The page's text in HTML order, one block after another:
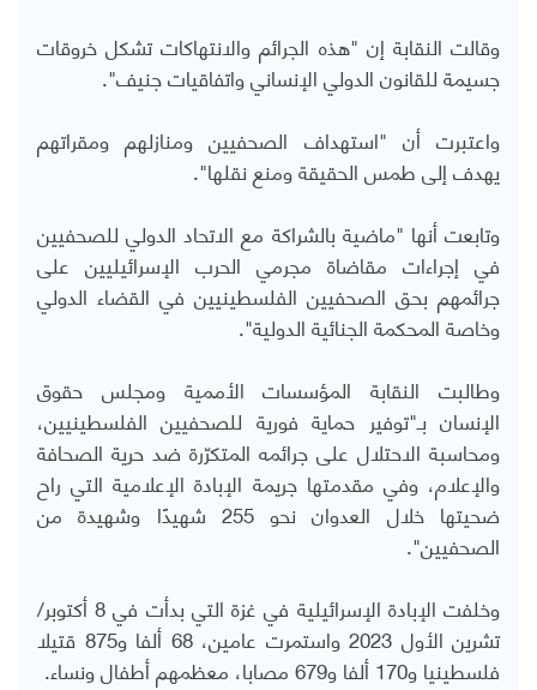
وقالت النقابة إن "هذه الجرائم والانتهاكات تشكل خروقات
جسيمة للقانون الدولي الإنساني واتفاقيات جنيف".
واعتبرت أن "استهداف الصحفيين ومنازلهم ومقراتهم
يهدف إلى طمس الحقيقة ومنع نقلها".
وتابعت أنها "ماضية بالشراكة مع الاتحاد الدولي للصحفيين
في إجراءات مقاضاة مجرمي الحرب الإسرائيليين على
جرائمهم بحق الصحفيين الفلسطينيين في القضاء الدولي
وخاصة المحكمة الجنائية الدولية".
وطالبت النقابة المؤسسات الأممية ومجلس حقوق
الإنسان بـ"توفير حماية فورية للصحفيين الفلسطينيين،
ومحاسبة الاحتلال على جرائمه المتكرّرة ضد حرية الصحافة
والإعلام، وفي مقدمتها جريمة الإبادة الإعلامية التي راح
ضحيتها خلال العدوان نحو 255 شهيدًا وشهيدة من
الصحفيين".
وخلفت الإبادة الإسرائيلية في غزة التي بدأت في 8 أكتوبر/
تشرين الأول 2023 واستمرت عامين، 68 ألفا و875 قتيلا
فلسطينيا و170 ألفا و679 مصابا، معظمهم أطفال ونساء.